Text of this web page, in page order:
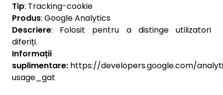
Tip: Tracking-cookie
Produs: Google Analytics
Descriere: Folosit pentru a distinge utilizatori
diferiți.
Informații
suplimentare: https://developers.google.com/
usage_gat